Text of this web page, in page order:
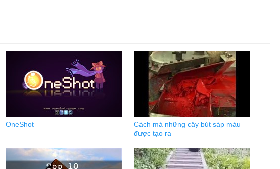
OneShot
Cách mà những cây bút sáp màu
được tạo ra